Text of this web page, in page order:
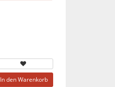
In den Warenkorb